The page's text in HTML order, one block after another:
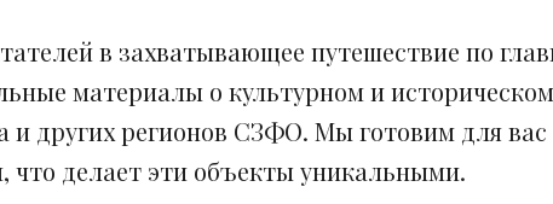
в захватывающее путешествие по
материалы о культурном и
и других регионов СЗФО. Мы готовим для
делает эти объекты уникальными.